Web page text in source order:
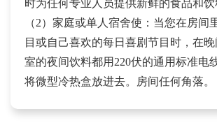
时为任何专业人员提供新鲜的食品和饮
（2） 家庭或单人宿舍使 ：当您在房间
目或自己喜欢的每日喜剧节目时，在
室的夜间饮料都用220伏的通用标准电
将微型冷热盒放进去。房间任何角落。